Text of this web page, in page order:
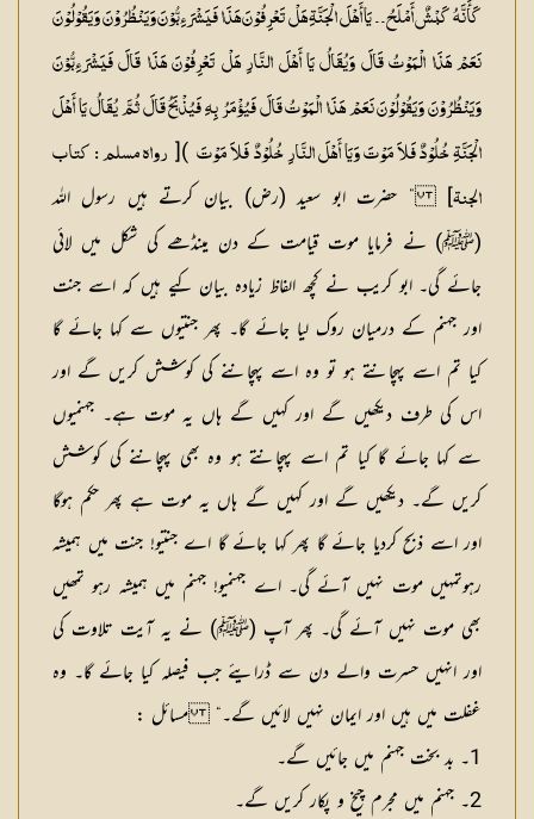
کَأَنَّہُ کَبْشٌ أَمْلَحُ۔۔ یَا أَہْلَ الْجَنَّۃِ ہَلْ تَعْرِفُوْنَ ہَذَا فَیَشْرَءِبُّوْنَ وَیَنْظُرُوْنَ وَیَقُوْلُوْنَ
نَعَمْ ہَذَا الْمَوْتُ قَالَ وَیُقَالُ یَا أَہْلَ النَّارِ ہَلْ تَعْرِفُوْنَ ہَذَا قَالَ فَیَشْرَءِبُّوْنَ
وَیَنْظُرُوْنَ وَیَقُوْلُوْنَ نَعَمْ ہَذَا الْمَوْتُ قَالَ فَیُؤْمَرُ بِہِ فَیُذْبَحُ قَالَ ثُمَّ یُقَالُ یَا أَہْلَ
الْجَنَّۃِ خُلُوْدٌ فَلاَ مَوْتَ وَیَا أَہْلَ النَّارِ خُلُوْدٌ فَلاَ مَوْتَ)[ رواہ مسلم : کتاب
الجنۃ] ” حضرت ابو سعید (رض) بیان کرتے ہیں رسول اللہ
(ﷺ) نے فرمایا موت قیامت کے دن مینڈھے کی شکل میں لائی
جائے گی۔ ابو کریب نے کچھ الفاظ زیادہ بیان کیے ہیں کہ اسے جنت
اور جہنم کے درمیان روک لیا جائے گا۔ پھر جنتیوں سے کہا جائے گا
کیا تم اسے پہچانتے ہو تو وہ اسے پہچاننے کی کوشش کریں گے اور
اس کی طرف دیکھیں گے اور کہیں گے ہاں یہ موت ہے۔ جہنمیوں
سے کہا جائے گا کیا تم اسے پہچانتے ہو وہ بھی پہچاننے کی کوشش
کریں گے۔ دیکھیں گے اور کہیں گے ہاں یہ موت ہے پھر حکم ہوگا
اور اسے ذبح کردیا جائے گا پھر کہا جائے گا اے جنتیو! جنت میں ہمیشہ
رہوتمہیں موت نہیں آئے گی۔ اے جہنمیو! جہنم میں ہمیشہ رہو تمھیں
بھی موت نہیں آئے گی۔ پھر آپ (ﷺ) نے یہ آیت تلاوت کی
اور انہیں حسرت والے دن سے ڈرایئے جب فیصلہ کیا جائے گا۔ وہ
غفلت میں ہیں اور ایمان نہیں لائیں گے۔“مسائل :
1۔ بد بخت جہنم میں جائیں گے۔
2۔ جہنم میں مجرم چیخ و پکار کریں گے۔